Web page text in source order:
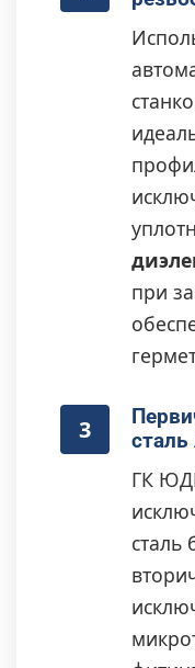
при
3
ГК
сталь